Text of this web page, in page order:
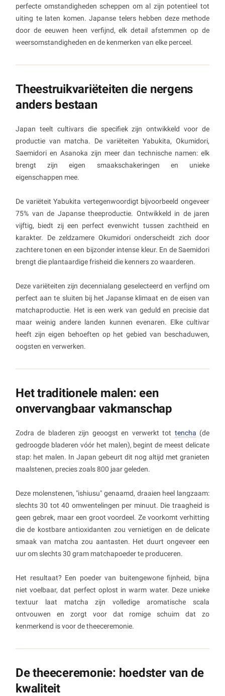
perfecte omstandigheden scheppen om al zijn potentieel tot
uiting te laten komen. Japanse telers hebben deze methode
door de eeuwen heen verfijnd, elk detail afstemmen op de
weersomstandigheden en de kenmerken van elke perceel.
Theestruikvariëteiten die nergens
anders bestaan
Japan teelt cultivars die specifiek zijn ontwikkeld voor de
productie van matcha. De variëteiten Yabukita, Okumidori,
Saemidori en Asanoka zijn meer dan technische namen: elk
brengt zijn eigen smaakschakeringen en unieke
eigenschappen mee.
De variëteit Yabukita vertegenwoordigt bijvoorbeeld ongeveer
75% van de Japanse theeproductie. Ontwikkeld in de jaren
vijftig, biedt zij een perfect evenwicht tussen zachtheid en
karakter. De zeldzamere Okumidori onderscheidt zich door
zachtere tonen en een bijzonder intense kleur. En de Saemidori
brengt die plantaardige frisheid die kenners zo waarderen.
Deze variëteiten zijn decennialang geselecteerd en verfijnd om
perfect aan te sluiten bij het Japanse klimaat en de eisen van
matchaproductie. Het is een werk van geduld en precisie dat
maar weinig andere landen kunnen evenaren. Elke cultivar
heeft zijn eigen behoeften op het gebied van beschaduwen,
oogsten en verwerken.
Het traditionele malen: een
onvervangbaar vakmanschap
Zodra de bladeren zijn geoogst en verwerkt tot tencha (de
gedroogde bladeren vóór het malen), begint de meest delicate
stap: het malen. In Japan gebeurt dit nog altijd met granieten
maalstenen, precies zoals 800 jaar geleden.
Deze molenstenen, "ishiusu" genaamd, draaien heel langzaam:
slechts 30 tot 40 omwentelingen per minuut. Die traagheid is
geen gebrek, maar een groot voordeel. Ze voorkomt verhitting
die de kostbare antioxidanten zou vernietigen en de delicate
smaak van matcha zou aantasten. Het duurt ongeveer een
uur om slechts 30 gram matchapoeder te produceren.
Het resultaat? Een poeder van buitengewone fijnheid, bijna
niet voelbaar, dat perfect oplost in warm water. Deze unieke
textuur laat matcha zijn volledige aromatische scala
ontvouwen en zorgt voor dat romige schuim dat zo
kenmerkend is voor de theeceremonie.
De theeceremonie: hoedster van de
kwaliteit